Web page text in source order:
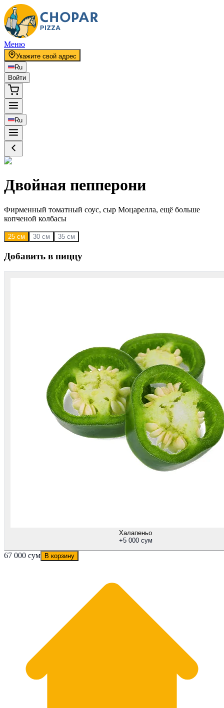
Меню
Укажите свой адрес
Ru
Войти
Ru
Двойная пепперони
Фирменный томатный соус, сыр Моцарелла, ещё больше
копченой колбасы
25 см 30 см 35 см
Добавить в пиццу
Халапеньо
+5 000 сум
67 000 сум В корзину